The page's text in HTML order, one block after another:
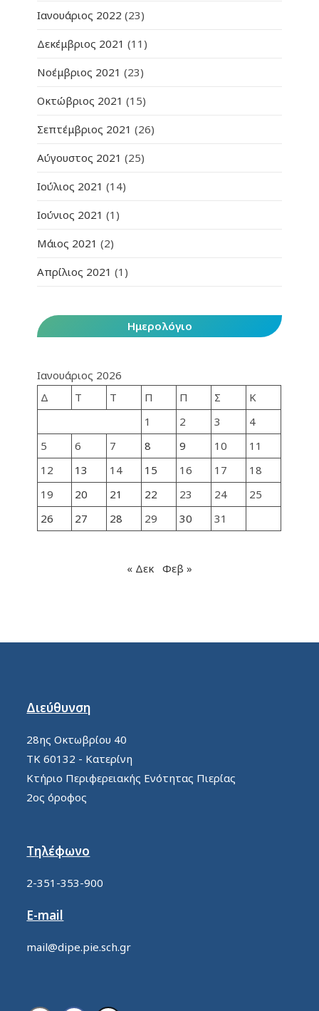
Ιανουάριος 2022 (23)
Δεκέμβριος 2021 (11)
Νοέμβριος 2021 (23)
Οκτώβριος 2021 (15)
Σεπτέμβριος 2021 (26)
Αύγουστος 2021 (25)
Ιούλιος 2021 (14)
Ιούνιος 2021 (1)
Μάιος 2021 (2)
Απρίλιος 2021 (1)
Ημερολόγιο
Ιανουάριος 2026
Δ
Τ Τ Π Π Σ
Κ
1
2 3
4
5
6 7 8 9 10
11
12
13 14 15 16 17
18
19
20 21 22 23 24
25
26
27 28 29 30 31
« Δεκ Φεβ »
Διεύθυνση
28ης Οκτωβρίου 40
ΤΚ 60132 - Κατερίνη
Κτήριο Περιφερειακής Ενότητας Πιερίας
2ος όροφος
Τηλέφωνο
2-351-353-900
E-mail
mail@dipe.pie.sch.gr